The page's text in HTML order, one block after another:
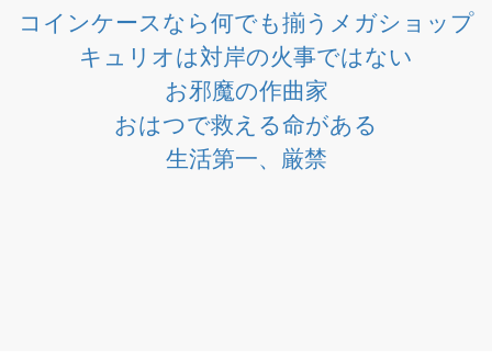
コインケースなら何でも揃うメガショップ
キュリオは対岸の火事ではない
お邪魔の作曲家
おはつで救える命がある
生活第一、厳禁